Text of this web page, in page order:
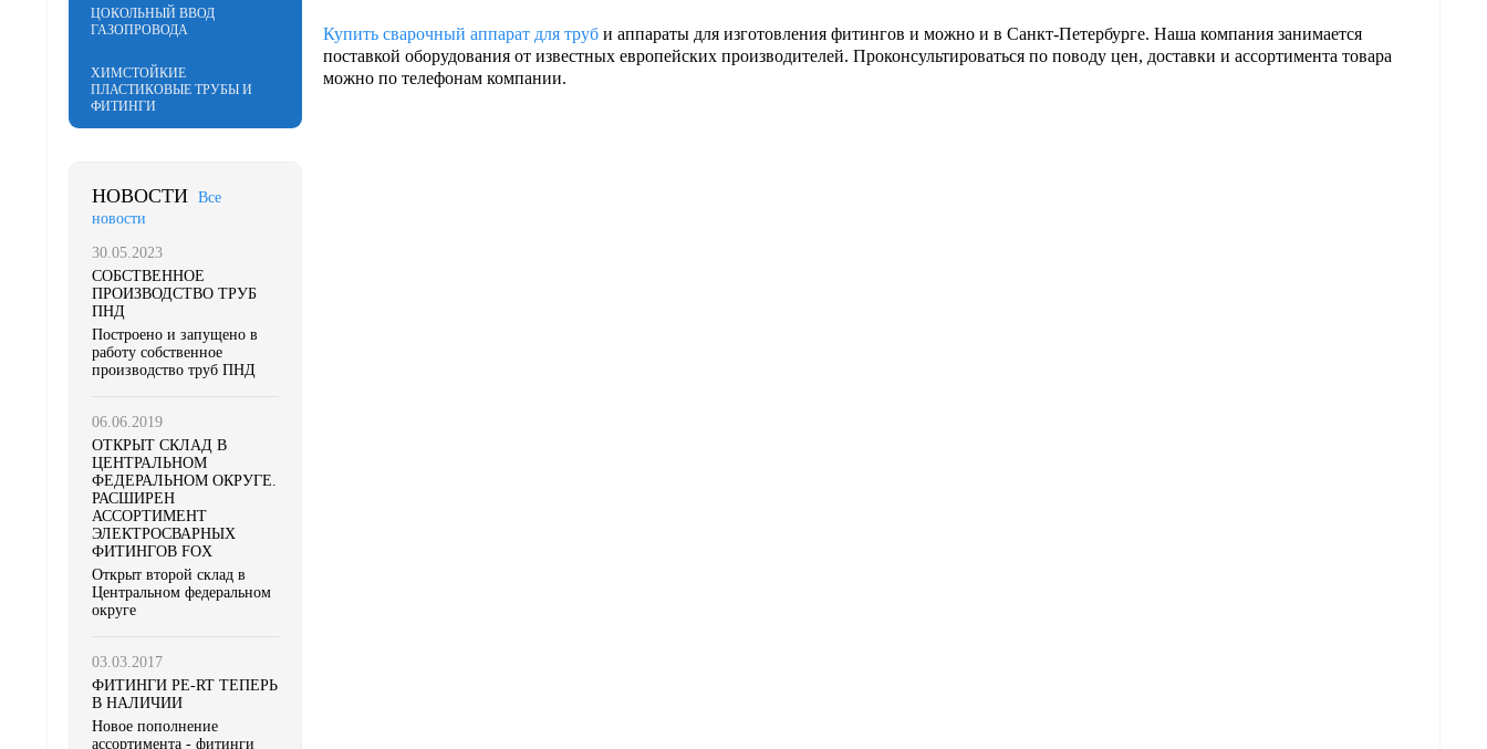
ЦОКОЛЬНЫЙ ВВОД
ГАЗОПРОВОДА
ХИМСТОЙКИЕ
ПЛАСТИКОВЫЕ ТРУБЫ И
ФИТИНГИ
НОВОСТИ Все
новости
30.05.2023
CОБСТВЕННОЕ
ПРОИЗВОДСТВО ТРУБ
ПНД
Построено и запущено в
работу собственное
производство труб ПНД
06.06.2019
ОТКРЫТ СКЛАД В
ЦЕНТРАЛЬНОМ
ФЕДЕРАЛЬНОМ ОКРУГЕ.
РАСШИРЕН
АССОРТИМЕНТ
ЭЛЕКТРОСВАРНЫХ
ФИТИНГОВ FOX
Открыт второй склад в
Центральном федеральном
округе
03.03.2017
ФИТИНГИ PE-RT ТЕПЕРЬ
В НАЛИЧИИ
Новое пополнение
ассортимента - фитинги
Купить сварочный аппарат для труб и аппараты для изготовления фитингов и можно и в Санкт-Петербурге. Наша компания занимается
поставкой оборудования от известных европейских производителей. Проконсультироваться по поводу цен, доставки и ассортимента товара
можно по телефонам компании.